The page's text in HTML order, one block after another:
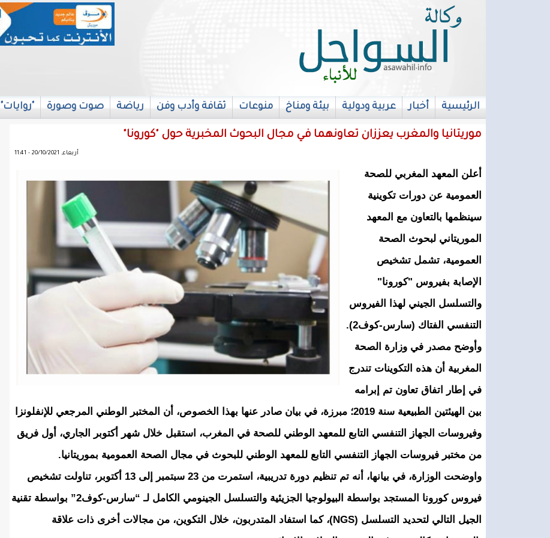
الرئيسية أخبار عربية ودولية بيئة ومناخ منوعات ثقافة وأدب وفن رياضة صوت وصورة "روايات"
français
موريتانيا والمغرب يعززان تعاونهما في مجال البحوث المخبرية حول "كورونا"
أربعاء, 20/10/2021 - 11:41
أعلن المعهد المغربي للصحة
العمومية عن دورات تكوينية
سينظمها بالتعاون مع المعهد
الموريتاني لبحوث الصحة
العمومية، تشمل تشخيص
الإصابة بفيروس "كورونا"
والتسلسل الجيني لهذا الفيروس
التنفسي الفتاك (سارس-كوف2).
وأوضح مصدر في وزارة الصحة
المغربية أن هذه التكوينات تندرج
في إطار اتفاق تعاون تم إبرامه
بين الهيئتين الطبيعية سنة 2019؛ مبرزة، في بيان صادر عنها بهذا الخصوص، أن المختبر الوطني المرجعي للإنفلونزا
وفيروسات الجهاز التنفسي التابع للمعهد الوطني للصحة في المغرب، استقبل خلال شهر أكتوبر الجاري، أول فريق
من مختبر فيروسات الجهاز التنفسي التابع للمعهد الوطني للبحوث في مجال الصحة العمومية بموريتانيا.
واوضحت الوزارة، في بيانها، أنه تم تنظيم دورة تدريبية، استمرت من 23 سبتمبر إلى 13 أكتوبر، تناولت تشخيص
فيروس كورونا المستجد بواسطة البيولوجيا الجزيئية والتسلسل الجينومي الكامل لـ “سارس-كوف2” بواسطة تقنية
الجيل التالي لتحديد التسلسل (NGS)، كما استفاد المتدربون، خلال التكوين، من مجالات أخرى ذات علاقة